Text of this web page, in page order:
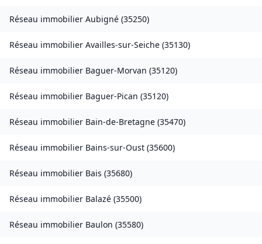
Réseau immobilier Aubigné (35250)
Réseau immobilier Availles-sur-Seiche (35130)
Réseau immobilier Baguer-Morvan (35120)
Réseau immobilier Baguer-Pican (35120)
Réseau immobilier Bain-de-Bretagne (35470)
Réseau immobilier Bains-sur-Oust (35600)
Réseau immobilier Bais (35680)
Réseau immobilier Balazé (35500)
Réseau immobilier Baulon (35580)